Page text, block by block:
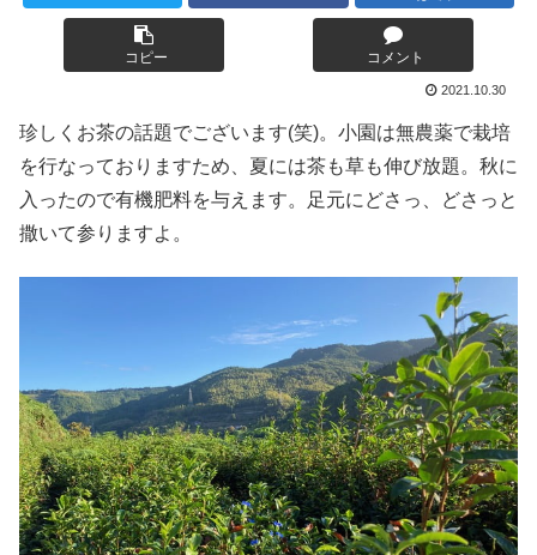
コピー コメント
2021.10.30
珍しくお茶の話題でございます(笑)。小園は無農薬で栽培
を行なっておりますため、夏には茶も草も伸び放題。秋に
入ったので有機肥料を与えます。足元にどさっ、どさっと
撒いて参りますよ。